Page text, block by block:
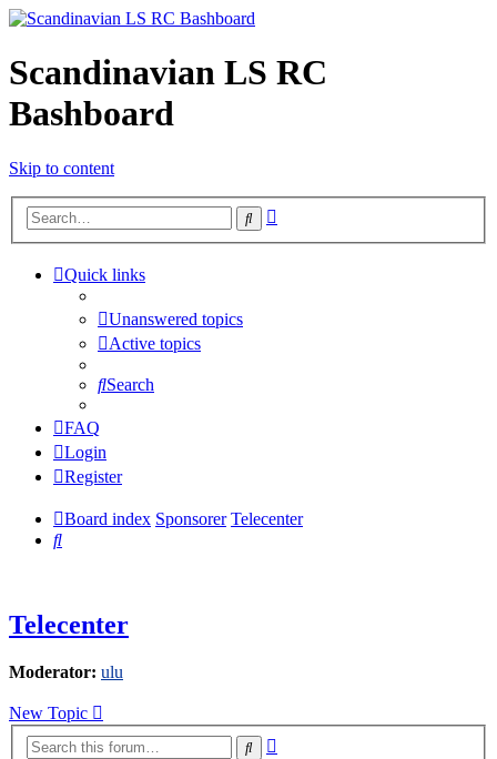
Scandinavian LS RC
Bashboard
Skip to content
Search
Quick links
Unanswered topics
Active topics
Search
FAQ
Login
Register
Board index Sponsorer Telecenter
Search
Telecenter
Moderator: ulu
New Topic
Search